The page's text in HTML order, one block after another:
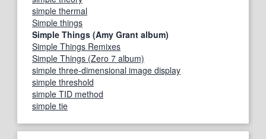
simple thermal
Simple things
Simple Things (Amy Grant album)
Simple Things Remixes
Simple Things (Zero 7 album)
simple three-dimensional image display
simple threshold
simple TID method
simple tie